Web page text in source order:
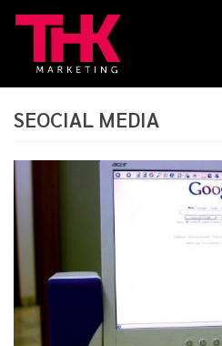
Saltar
contenido
SEOCIAL MEDIA